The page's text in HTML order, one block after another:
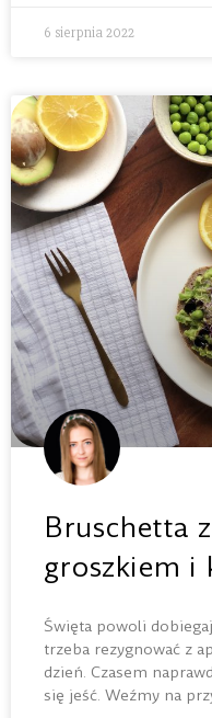
6 sierpnia 2022
Bruschetta
groszkiem i
Święta powoli
trzeba rezygnować z
dzień. Czasem
się jeść. Weźmy na